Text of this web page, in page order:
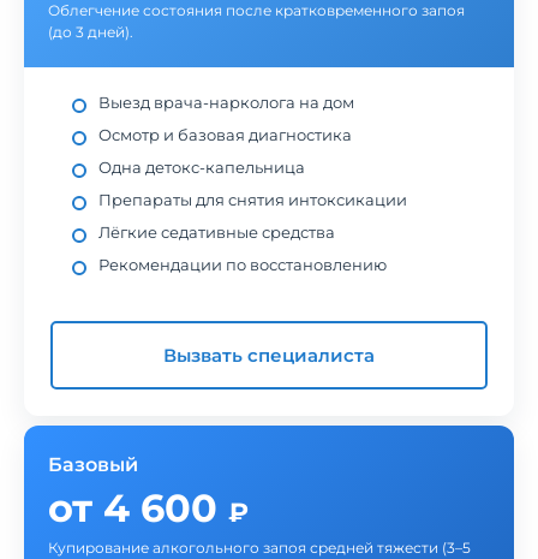
Облегчение состояния после кратковременного запоя
(до 3 дней).
Выезд врача-нарколога на дом
Осмотр и базовая диагностика
Одна детокс-капельница
Препараты для снятия интоксикации
Лёгкие седативные средства
Рекомендации по восстановлению
Вызвать специалиста
Базовый
от 4 600 ₽
Купирование алкогольного запоя средней тяжести (3–5